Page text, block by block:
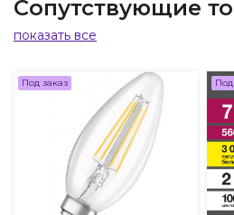
Сопутствующие
показать все
Под заказ Под